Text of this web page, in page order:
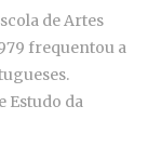
de Artes
frequentou a
Estudo da